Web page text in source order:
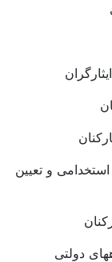
و تعیین
دولتی